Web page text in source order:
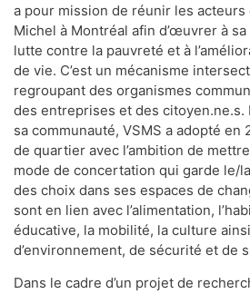
a pour mission de réunir les
Michel à Montréal afin d’œuvrer à
lutte contre la pauvreté et à
de vie. C’est un mécanisme
regroupant des organismes
des entreprises et des citoyen.ne.s.
sa communauté, VSMS a adopté en
de quartier avec l’ambition de
mode de concertation qui garde le/
des choix dans ses espaces de
sont en lien avec l’alimentation,
éducative, la mobilité, la culture
d’environnement, de sécurité et de
Dans le cadre d’un projet de